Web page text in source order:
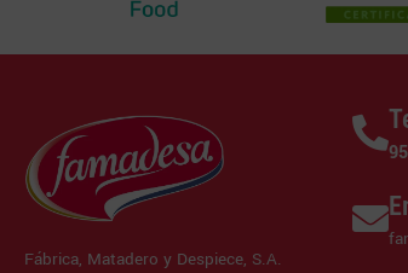
Fábrica, Matadero y Despiece, S.A.